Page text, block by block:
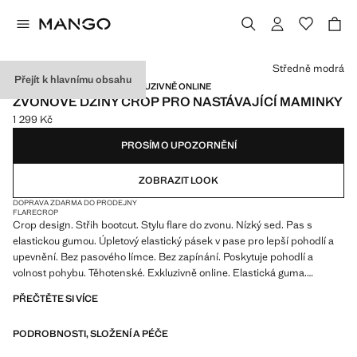
Přejít k hlavnímu obsahu
NASTÁVAJÍCÍ MAMINKY / EXKLUZIVNĚ ONLINE
ZVONOVÉ DŽÍNY CROP PRO NASTÁVAJÍCÍ MAMINKY
Aktuální cena [1 299 Kč ]
1 299 Kč
Vyberte barvu
Středně modrá
PROSÍM O UPOZORNĚNÍ
ZOBRAZIT LOOK
DOPRAVA ZDARMA DO PRODEJNY
FLARECROP
Crop design. Střih bootcut. Stylu flare do zvonu. Nízký sed. Pas s
elastickou gumou. Úpletový elastický pásek v pase pro lepší pohodlí a
upevnění. Bez pasového límce. Bez zapínání. Poskytuje pohodlí a
volnost pohybu. Těhotenské. Exkluzivně online. Elastická guma.
Doporučujeme zakoupit stejnou velikost jako obvykle. Délka Crop.
PŘEČTĚTE SI VÍCE
PODROBNOSTI, SLOŽENÍ A PÉČE